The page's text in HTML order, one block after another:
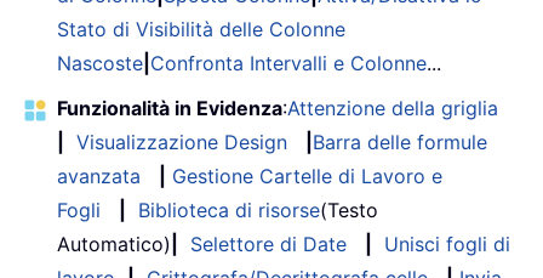
Stato di Visibilità delle Colonne
Nascoste Confronta Intervalli e Colonne...
Funzionalità in Evidenza:Attenzione della griglia
Visualizzazione Design
Barra delle formule
avanzata
Gestione Cartelle di Lavoro e
Fogli
Biblioteca di risorse(Testo
Automatico)
Selettore di Date
Unisci fogli di